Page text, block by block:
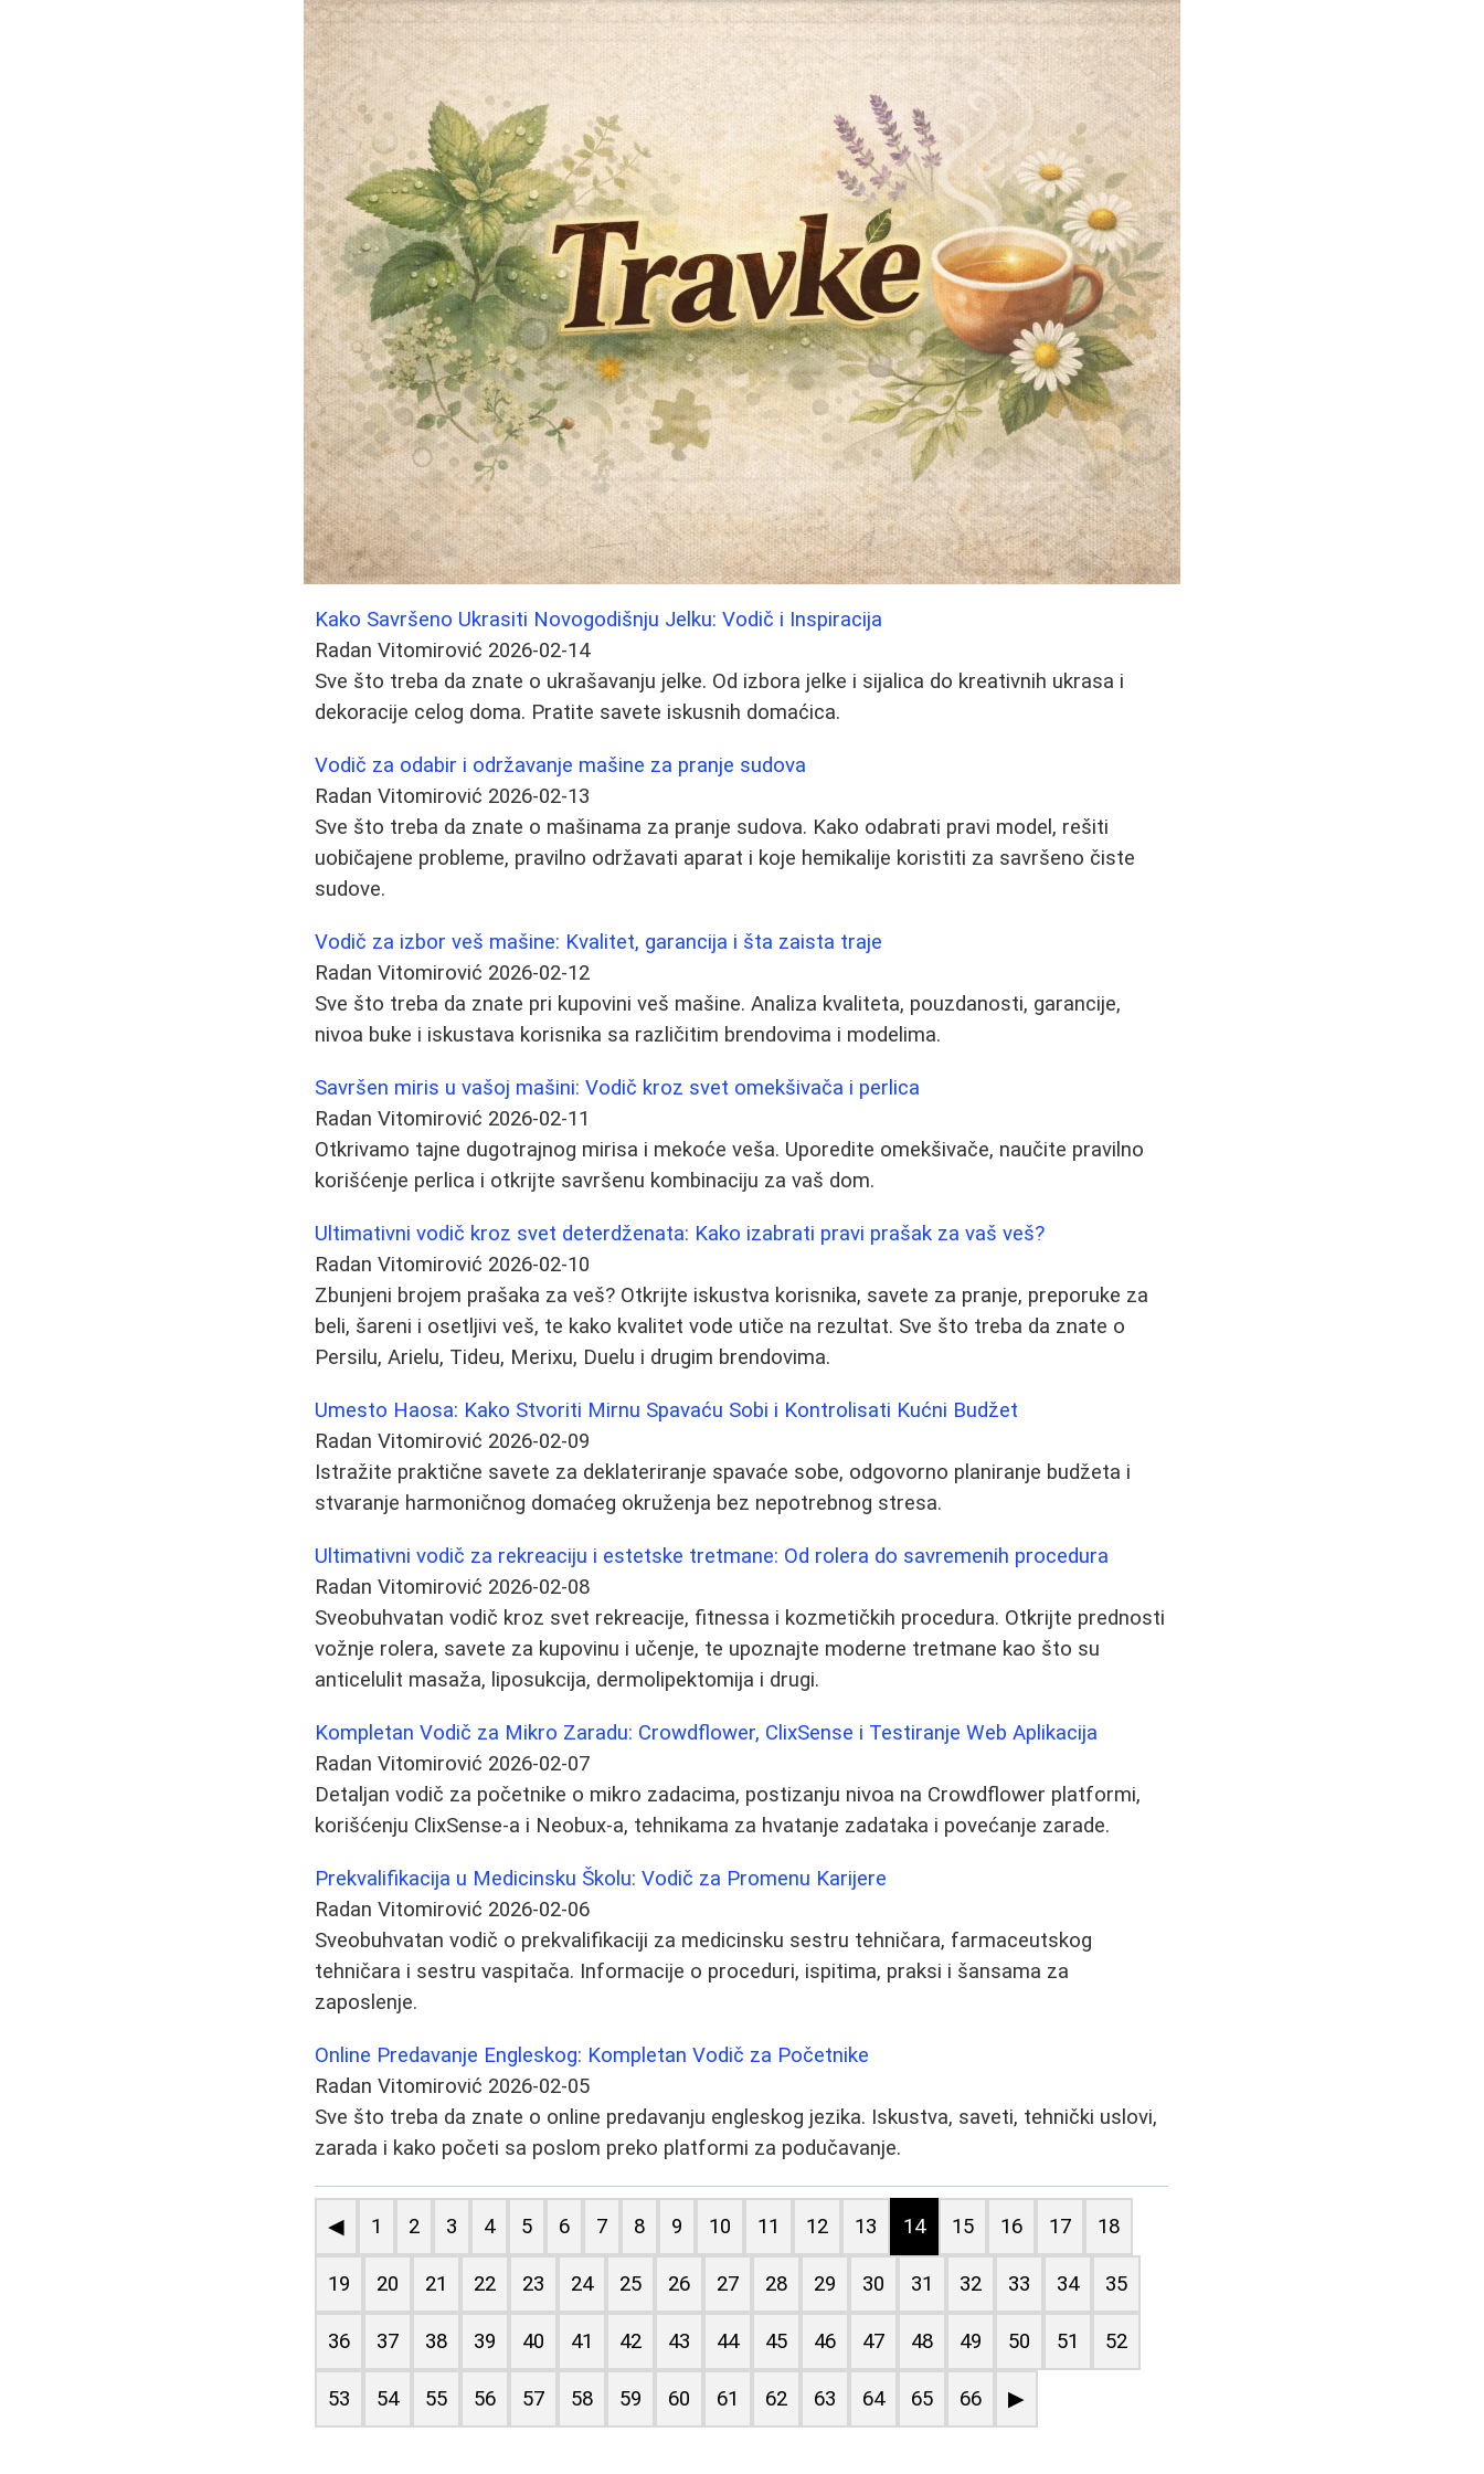
Kako Savršeno Ukrasiti Novogodišnju Jelku: Vodič i Inspiracija
Radan Vitomirović 2026-02-14
Sve što treba da znate o ukrašavanju jelke. Od izbora jelke i sijalica do kreativnih ukrasa i
dekoracije celog doma. Pratite savete iskusnih domaćica.
Vodič za odabir i održavanje mašine za pranje sudova
Radan Vitomirović 2026-02-13
Sve što treba da znate o mašinama za pranje sudova. Kako odabrati pravi model, rešiti
uobičajene probleme, pravilno održavati aparat i koje hemikalije koristiti za savršeno čiste
sudove.
Vodič za izbor veš mašine: Kvalitet, garancija i šta zaista traje
Radan Vitomirović 2026-02-12
Sve što treba da znate pri kupovini veš mašine. Analiza kvaliteta, pouzdanosti, garancije,
nivoa buke i iskustava korisnika sa različitim brendovima i modelima.
Savršen miris u vašoj mašini: Vodič kroz svet omekšivača i perlica
Radan Vitomirović 2026-02-11
Otkrivamo tajne dugotrajnog mirisa i mekoće veša. Uporedite omekšivače, naučite pravilno
korišćenje perlica i otkrijte savršenu kombinaciju za vaš dom.
Ultimativni vodič kroz svet deterdženata: Kako izabrati pravi prašak za vaš veš?
Radan Vitomirović 2026-02-10
Zbunjeni brojem prašaka za veš? Otkrijte iskustva korisnika, savete za pranje, preporuke za
beli, šareni i osetljivi veš, te kako kvalitet vode utiče na rezultat. Sve što treba da znate o
Persilu, Arielu, Tideu, Merixu, Duelu i drugim brendovima.
Umesto Haosa: Kako Stvoriti Mirnu Spavaću Sobi i Kontrolisati Kućni Budžet
Radan Vitomirović 2026-02-09
Istražite praktične savete za deklateriranje spavaće sobe, odgovorno planiranje budžeta i
stvaranje harmoničnog domaćeg okruženja bez nepotrebnog stresa.
Ultimativni vodič za rekreaciju i estetske tretmane: Od rolera do savremenih procedura
Radan Vitomirović 2026-02-08
Sveobuhvatan vodič kroz svet rekreacije, fitnessa i kozmetičkih procedura. Otkrijte prednosti
vožnje rolera, savete za kupovinu i učenje, te upoznajte moderne tretmane kao što su
anticelulit masaža, liposukcija, dermolipektomija i drugi.
Kompletan Vodič za Mikro Zaradu: Crowdflower, ClixSense i Testiranje Web Aplikacija
Radan Vitomirović 2026-02-07
Detaljan vodič za početnike o mikro zadacima, postizanju nivoa na Crowdflower platformi,
korišćenju ClixSense-a i Neobux-a, tehnikama za hvatanje zadataka i povećanje zarade.
Prekvalifikacija u Medicinsku Školu: Vodič za Promenu Karijere
Radan Vitomirović 2026-02-06
Sveobuhvatan vodič o prekvalifikaciji za medicinsku sestru tehničara, farmaceutskog
tehničara i sestru vaspitača. Informacije o proceduri, ispitima, praksi i šansama za
zaposlenje.
Online Predavanje Engleskog: Kompletan Vodič za Početnike
Radan Vitomirović 2026-02-05
Sve što treba da znate o online predavanju engleskog jezika. Iskustva, saveti, tehnički uslovi,
zarada i kako početi sa poslom preko platformi za podučavanje.
◀ 1 2 3 4 5 6 7 8 9 10 11 12 13 14 15 16 17 18
19 20 21 22 23 24 25 26 27 28 29 30 31 32 33 34 35
36 37 38 39 40 41 42 43 44 45 46 47 48 49 50 51 52
53 54 55 56 57 58 59 60 61 62 63 64 65 66 ▶